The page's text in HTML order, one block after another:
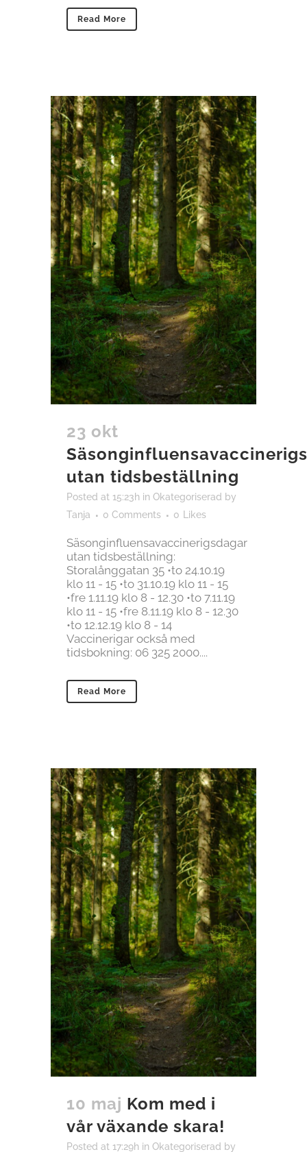
Read More
23 okt
utan tidsbeställning
Posted at 15:23h in Okategoriserad by
Tanja
0 Comments 0 Likes
Säsonginfluensavaccinerigsdagar
utan tidsbeställning:
Storalånggatan 35 •to 24.10.19
klo 11 - 15 •to 31.10.19 klo 11 - 15
•fre 1.11.19 klo 8 - 12.30 •to 7.11.19
klo 11 - 15 •fre 8.11.19 klo 8 - 12.30
•to 12.12.19 klo 8 - 14
Vaccinerigar också med
tidsbokning: 06 325 2000....
Read More
10 maj Kom med i
vår växande skara!
Posted at 17:29h in Okategoriserad by